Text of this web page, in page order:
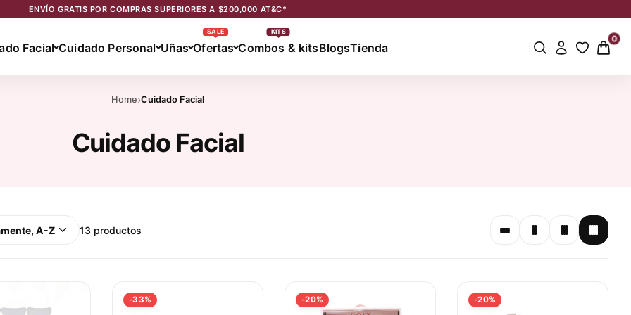
ENVÍO GRATIS POR COMPRAS SUPERIORES A $200,000 AT&C*
Facial Cuidado Personal Uñas Ofertas
SALE
Combos & kits
KITS
BlogsTienda
0
Home›Cuidado Facial
Cuidado Facial
A-Z 13 productos
-33% -20% -20%